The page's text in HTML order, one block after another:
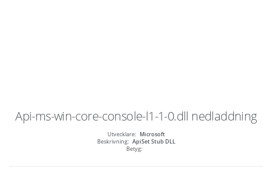
Api-ms-win-core-console-l1-1-0.dll nedladdning
Utvecklare: Microsoft
Beskrivning: ApiSet Stub DLL
Betyg: